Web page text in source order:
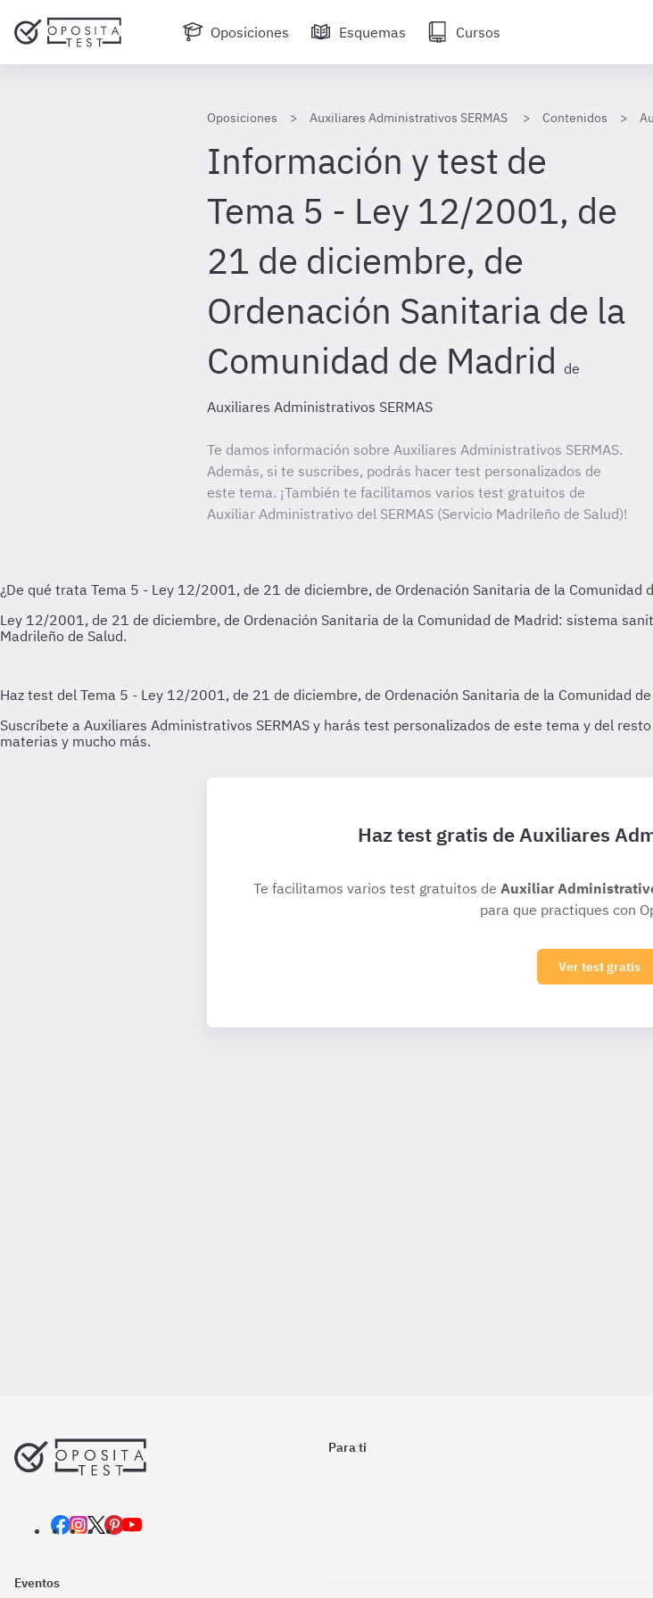
Oposiciones Esquemas Cursos
Oposiciones Auxiliares Administrativos SERMAS Contenidos
Información y test de
Tema 5 - Ley 12/2001, de
21 de diciembre, de
Ordenación Sanitaria de la
Comunidad de Madrid de
Auxiliares Administrativos SERMAS
Te damos información sobre Auxiliares Administrativos SERMAS.
Además, si te suscribes, podrás hacer test personalizados de
este tema. ¡También te facilitamos varios test gratuitos de
Auxiliar Administrativo del SERMAS (Servicio Madrileño de Salud)!
Haz test gratis de Auxiliares
Te facilitamos varios test gratuitos de Auxiliar
para que practiques con
Ver test gratis
Para ti
Eventos